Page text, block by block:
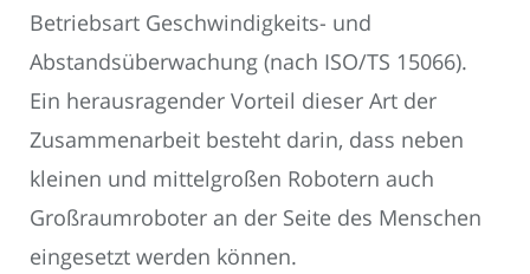
Betriebsart Geschwindigkeits- und
Abstandsüberwachung (nach ISO/TS 15066).
Ein herausragender Vorteil dieser Art der
Zusammenarbeit besteht darin, dass neben
kleinen und mittelgroßen Robotern auch
Großraumroboter an der Seite des Menschen
eingesetzt werden können.